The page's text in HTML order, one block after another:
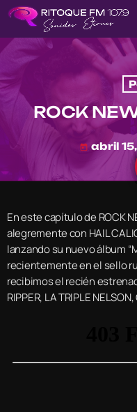
ROCK
today abril
En este capítulo de ROCK
alegremente con HAIL
lanzando su nuevo álbum
recientemente en el sello
recibimos el recién
RIPPER, LA TRIPLE